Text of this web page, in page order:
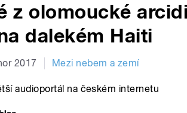
z olomoucké
dalekém Haiti
2017 Mezi nebem a zemí
audioportál na českém internetu